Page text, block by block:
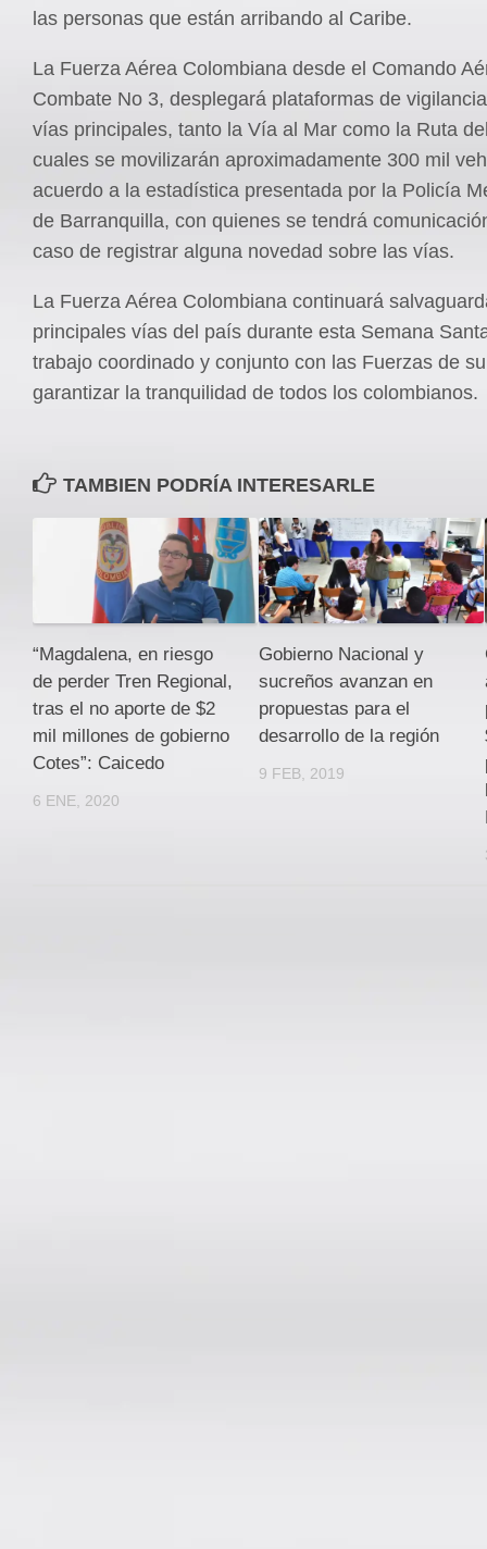
las personas que están arribando al Caribe.
La Fuerza Aérea Colombiana desde el Comando
Combate No 3, desplegará plataformas de
vías principales, tanto la Vía al Mar como la Ruta
cuales se movilizarán aproximadamente 300 mil
acuerdo a la estadística presentada por la Policía
de Barranquilla, con quienes se tendrá
caso de registrar alguna novedad sobre las vías.
La Fuerza Aérea Colombiana continuará
principales vías del país durante esta Semana
trabajo coordinado y conjunto con las Fuerzas de
garantizar la tranquilidad de todos los colombianos.
TAMBIEN PODRÍA INTERESARLE
“Magdalena, en riesgo
de perder Tren Regional,
tras el no aporte de $2
mil millones de gobierno
Cotes”: Caicedo
6 ENE, 2020
Gobierno Nacional y
sucreños avanzan en
propuestas para el
desarrollo de la región
9 FEB, 2019